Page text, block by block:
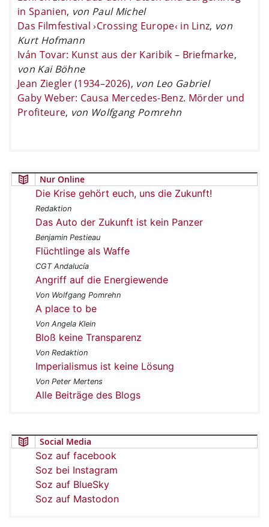
in Spanien, von Paul Michel
Das Filmfestival ›Crossing Europe‹ in Linz, von
Kurt Hofmann
Iván Tovar: Kunst aus der Karibik – Briefmarke,
von Kai Böhne
Jean Ziegler (1934–2026), von Leo Gabriel
Gaby Weber: Causa Mercedes-Benz. Mörder und
Profiteure, von Wolfgang Pomrehn
Nur Online
Die Krise gehört euch, uns die Zukunft!
Redaktion
Das Auto der Zukunft ist kein Panzer
Benjamin Pestieau
Flüchtlinge als Waffe
CGT Andalucía
Angriff auf die Energiewende
Von Wolfgang Pomrehn
A place to be
Von Angela Klein
Bloß keine Transparenz
Von Redaktion
Imperialismus ist keine Lösung
Von Peter Mertens
Alle Beiträge des Blogs
Social Media
Soz auf facebook
Soz bei Instagram
Soz auf BlueSky
Soz auf Mastodon